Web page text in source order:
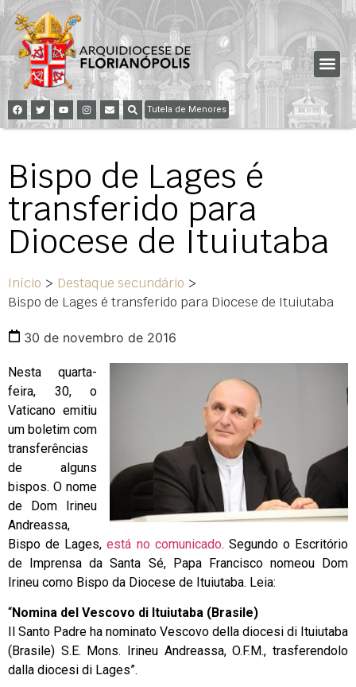
Tutela de Menores
Bispo de Lages é
transferido para
Diocese de Ituiutaba
Início > Destaque secundário >
Bispo de Lages é transferido para Diocese de Ituiutaba
30 de novembro de 2016
Nesta quarta-
feira, 30, o
Vaticano emitiu
um boletim com
transferências
de alguns
bispos. O nome
de Dom Irineu
Andreassa,
Bispo de Lages,está no comunicado. Segundo o Escritório
de Imprensa da Santa Sé, Papa Francisco nomeou Dom
Irineu como Bispo da Diocese de Ituiutaba. Leia:
“Nomina del Vescovo di Ituiutaba (Brasile)
Il Santo Padre ha nominato Vescovo della diocesi di Ituiutaba
(Brasile) S.E. Mons. Irineu Andreassa, O.F.M., trasferendolo
dalla diocesi di Lages”.